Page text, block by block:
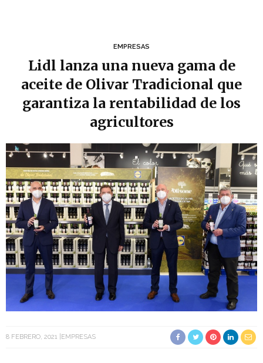
EMPRESAS
Lidl lanza una nueva gama de
aceite de Olivar Tradicional que
garantiza la rentabilidad de los
agricultores
8 FEBRERO, 2021 EMPRESAS